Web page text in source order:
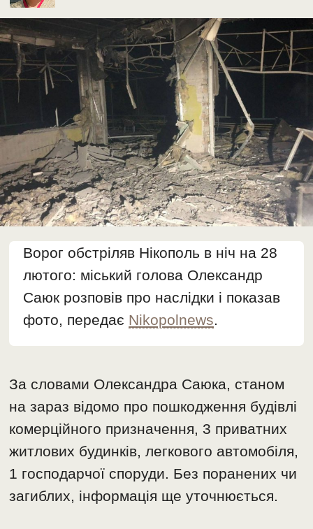
Ворог обстріляв Нікополь в ніч на 28
лютого: міський голова Олександр
Саюк розповів про наслідки і показав
фото, передає Nikopolnews.
За словами Олександра Саюка, станом
на зараз відомо про пошкодження будівлі
комерційного призначення, 3 приватних
житлових будинків, легкового автомобіля,
1 господарчої споруди. Без поранених чи
загиблих, інформація ще уточнюється.